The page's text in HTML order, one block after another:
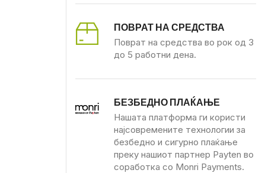
ПОВРАТ НА СРЕДСТВА
Поврат на средства во рок од 3
до 5 работни дена.
БЕЗБЕДНО ПЛАЌАЊЕ
Нашата платформа ги користи
најсовремените технологии за
безбедно и сигурно плаќање
преку нашиот партнер Payten во
соработка со Monri Payments.